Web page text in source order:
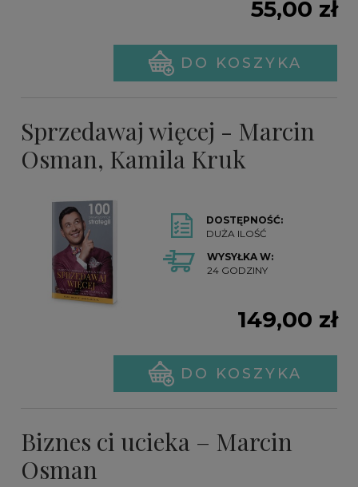
55,00 zł
DO KOSZYKA
Sprzedawaj więcej - Marcin
Osman, Kamila Kruk
DOSTĘPNOŚĆ:
DUŻA ILOŚĆ
WYSYŁKA W:
24 GODZINY
149,00 zł
DO KOSZYKA
Biznes ci ucieka – Marcin
Osman